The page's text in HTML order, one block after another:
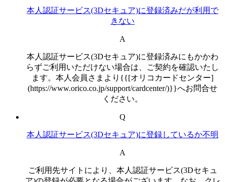
本人認証サービス(3Dセキュア)に登録済みだが利用で
きない
A
本人認証サービス(3Dセキュア)に登録済みにもかかわ
らずご利用いただけない場合は、ご契約を確認いたし
ます。本人会員さまより{{[オリコカードセンター]
(https://www.orico.co.jp/support/cardcenter/)}}へお問合せ
ください。
Q
本人認証サービス(3Dセキュア)に登録しているか不明
A
ご利用先サイトにより、本人認証サービス(3Dセキュ